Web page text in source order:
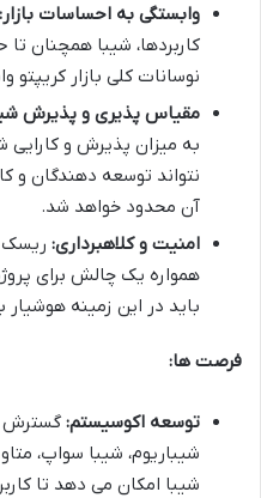
وابستگی به احساسات بازار:
کاربردها، شیبا همچنان
نوسانات کلی بازار کریپتو
مقیاس پذیری و پذیرش
به میزان پذیرش و کارایی
نتواند توسعه دهندگان و
آن محدود خواهد شد.
امنیت و کلاهبرداری: ریسک
همواره یک چالش برای
باید در این زمینه هوشیار
فرصت ها:
توسعه اکوسیستم: گسترش
شیبا امکان می دهد تا